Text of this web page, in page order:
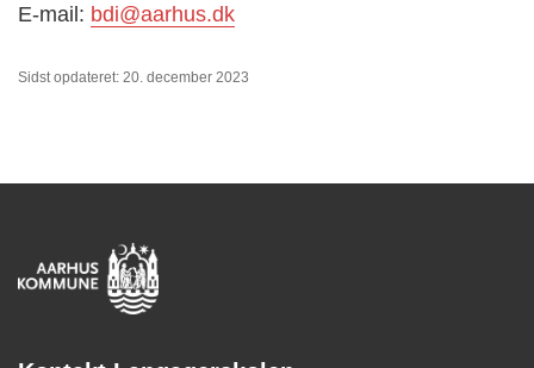
E-mail: bdi@aarhus.dk
Sidst opdateret: 20. december 2023